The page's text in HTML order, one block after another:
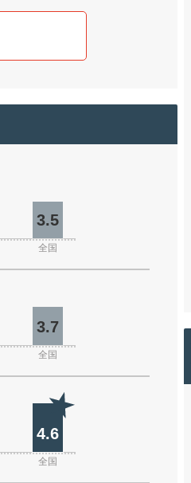
3.5
全国
3.7
全国
4.6
全国